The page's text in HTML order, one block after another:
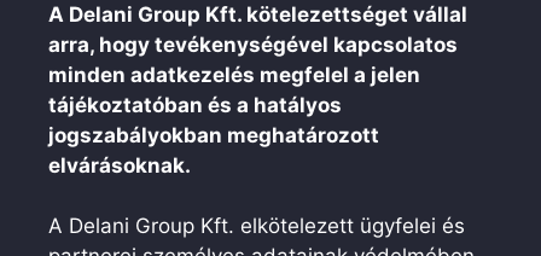
A Delani Group Kft. kötelezettséget vállal
arra, hogy tevékenységével kapcsolatos
minden adatkezelés megfelel a jelen
tájékoztatóban és a hatályos
jogszabályokban meghatározott
elvárásoknak.
A Delani Group Kft. elkötelezett ügyfelei és